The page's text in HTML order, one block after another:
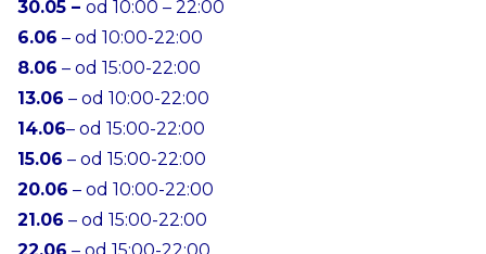
30.05 – od 10:00 – 22:00
6.06 – od 10:00-22:00
8.06 – od 15:00-22:00
13.06 – od 10:00-22:00
14.06– od 15:00-22:00
15.06 – od 15:00-22:00
20.06 – od 10:00-22:00
21.06 – od 15:00-22:00